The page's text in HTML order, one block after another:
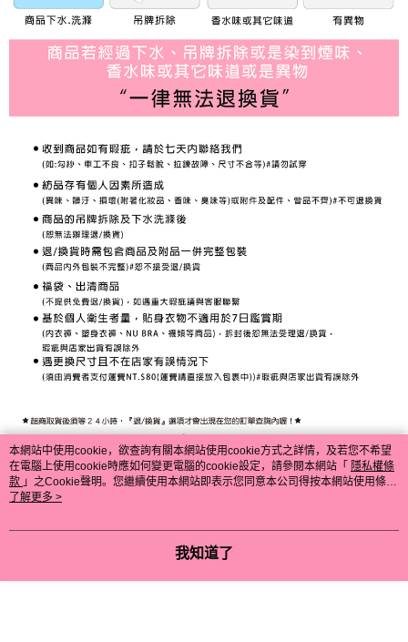
本網站中使用cookie，欲查詢有關本網站使用cookie方式之詳情，及若您不希望
在電腦上使用cookie時應如何變更電腦的cookie設定，請參閱本網站「 隱私權條
款 」之Cookie聲明。您繼續使用本網站即表示您同意本公司得按本網站使用條款
之Cookie聲明使用cookie。
了解更多 >
我知道了